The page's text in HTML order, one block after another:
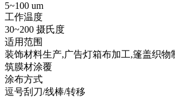
5~100 um
工作温度
30~200 摄氏度
适用范围
装饰材料生产,广告灯箱布加工,篷盖织物
筑膜材涂覆
涂布方式
逗号刮刀/线棒/转移